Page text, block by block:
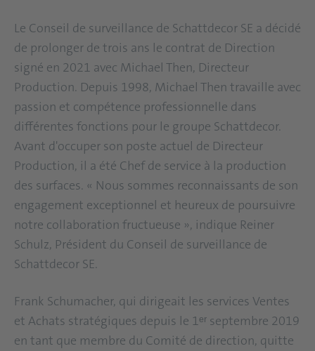
Le Conseil de surveillance de Schattdecor SE a décidé
de prolonger de trois ans le contrat de Direction
signé en 2021 avec Michael Then, Directeur
Production. Depuis 1998, Michael Then travaille avec
passion et compétence professionnelle dans
différentes fonctions pour le groupe Schattdecor.
Avant d'occuper son poste actuel de Directeur
Production, il a été Chef de service à la production
des surfaces. « Nous sommes reconnaissants de son
engagement exceptionnel et heureux de poursuivre
notre collaboration fructueuse », indique Reiner
Schulz, Président du Conseil de surveillance de
Schattdecor SE.
Frank Schumacher, qui dirigeait les services Ventes
et Achats stratégiques depuis le 1ᵉʳ septembre 2019
en tant que membre du Comité de direction, quitte